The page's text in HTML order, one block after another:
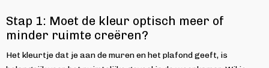
Stap 1: Moet de kleur optisch meer of
minder ruimte creëren?
Het kleurtje dat je aan de muren en het plafond geeft, is